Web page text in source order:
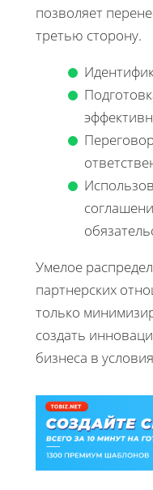
позволяет
третью сторону.
Умелое
партнерских
только
создать
бизнеса в